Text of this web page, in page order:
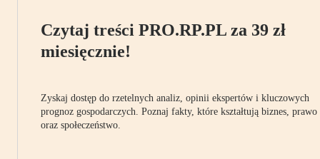
Czytaj treści PRO.RP.PL za 39 zł
miesięcznie!
Zyskaj dostęp do rzetelnych analiz, opinii ekspertów i kluczowych
prognoz gospodarczych. Poznaj fakty, które kształtują biznes, prawo
oraz społeczeństwo.